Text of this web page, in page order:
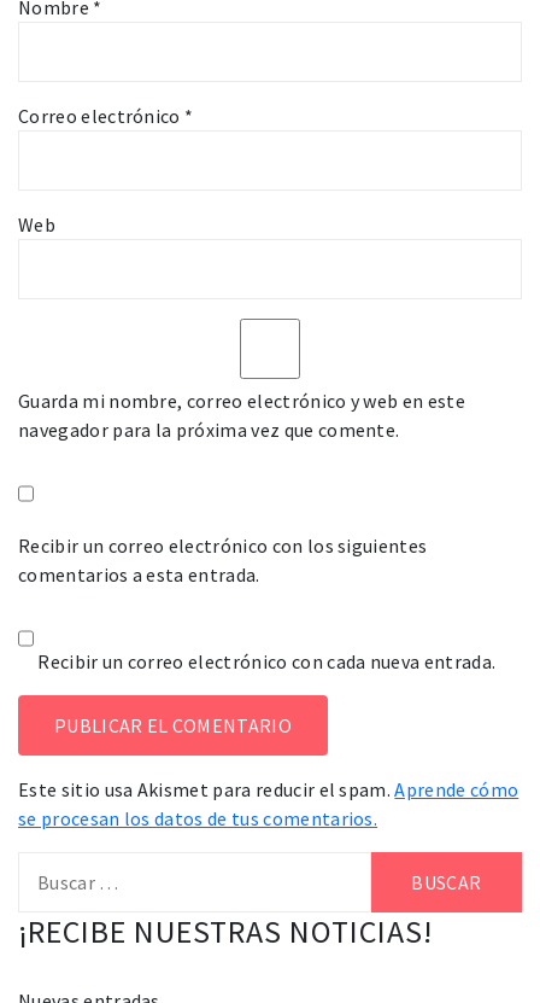
Nombre *
Correo electrónico *
Web
Guarda mi nombre, correo electrónico y web en este
navegador para la próxima vez que comente.
Recibir un correo electrónico con los siguientes
comentarios a esta entrada.
Recibir un correo electrónico con cada nueva entrada.
Este sitio usa Akismet para reducir el spam.Aprende cómo
se procesan los datos de tus comentarios.
¡RECIBE NUESTRAS NOTICIAS!